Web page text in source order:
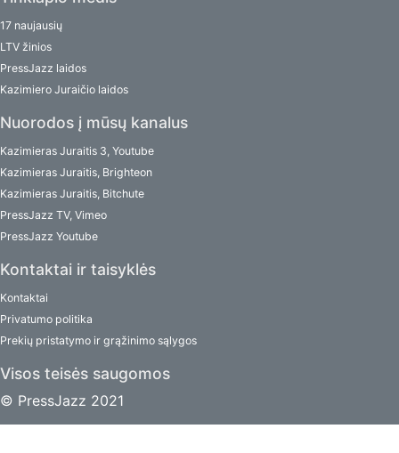
17 naujausių
LTV žinios
PressJazz laidos
Kazimiero Juraičio laidos
Nuorodos į mūsų kanalus
Kazimieras Juraitis 3, Youtube
Kazimieras Juraitis, Brighteon
Kazimieras Juraitis, Bitchute
PressJazz TV, Vimeo
PressJazz Youtube
Kontaktai ir taisyklės
Kontaktai
Privatumo politika
Prekių pristatymo ir grąžinimo sąlygos
Visos teisės saugomos
© PressJazz 2021